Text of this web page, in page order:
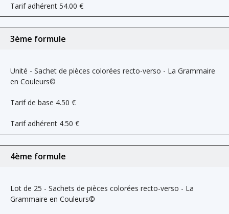
Tarif adhérent 54.00 €
3ème formule
Unité - Sachet de pièces colorées recto-verso - La Grammaire
en Couleurs©
Tarif de base 4.50 €
Tarif adhérent 4.50 €
4ème formule
Lot de 25 - Sachets de pièces colorées recto-verso - La
Grammaire en Couleurs©